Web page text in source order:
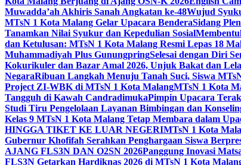
Muwadda’ah Akhiris Sanah Angkatan ke-48Wujud
MTsN 1 Kota Malang Gelar Upacara BenderaSidang
Tanamkan Nilai Syukur dan Kepedulian Sosial
dan Ketulusan: MTsN 1 Kota Malang Resmi Lepas 18
Muhammadiyah Plus GunungpringSelesai dengan Diri
Kokurikuler dan Bazar Amal 2026, Unjuk Bakat dan
NegaraRibuan Langkah Menuju Tanah Suci, Siswa
Project ZI-WBK di MTsN 1 Kota MalangMTsN 1 Kota
Tangguh di Kawah CandradimukaPimpin Upacara
Studi Tiru Pengelolaan Layanan Bimbingan dan
Kelas 9 MTsN 1 Kota Malang Tetap Membara dalam
HINGGA TIKET KE LUAR NEGERIMTsN 1 Kota
Gubernur Khofifah Serahkan Penghargaan Siswa
AJANG FLS3N DAN O2SN 2026Panggung Inovasi
FLS3N Getarkan Hardiknas 2026 di MTsN 1 Kota